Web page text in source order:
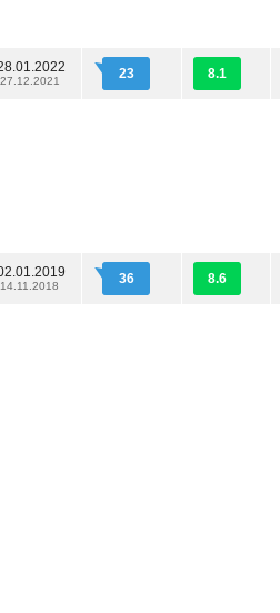
23 8.1
36 8.6